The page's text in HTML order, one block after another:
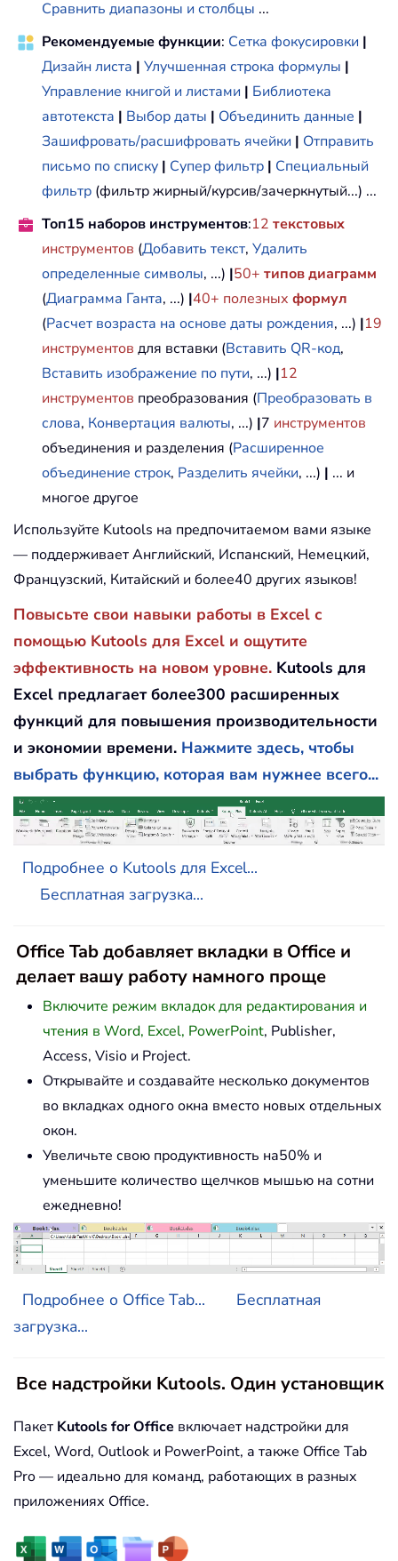
Сравнить диапазоны и столбцы ...
Рекомендуемые функции: Сетка фокусировки |
Дизайн листа | Улучшенная строка формулы |
Управление книгой и листами | Библиотека
автотекста | Выбор даты | Объединить данные |
Зашифровать/расшифровать ячейки | Отправить
письмо по списку | Супер фильтр | Специальный
фильтр (фильтр жирный/курсив/зачеркнутый...) ...
Топ15 наборов инструментов:12 текстовых
инструментов (Добавить текст, Удалить
определенные символы, ...) |50+ типов диаграмм
(Диаграмма Ганта, ...) |40+ полезных формул
(Расчет возраста на основе даты рождения, ...) |19
инструментов для вставки (Вставить QR-код,
Вставить изображение по пути, ...) |12
инструментов преобразования (Преобразовать в
слова, Конвертация валюты, ...) |7 инструментов
объединения и разделения (Расширенное
объединение строк, Разделить ячейки, ...) | ... и
многое другое
Используйте Kutools на предпочитаемом вами языке
— поддерживает Английский, Испанский, Немецкий,
Французский, Китайский и более40 других языков!
Повысьте свои навыки работы в Excel с
помощью Kutools для Excel и ощутите
эффективность на новом уровне. Kutools для
Excel предлагает более300 расширенных
функций для повышения производительности
и экономии времени. Нажмите здесь, чтобы
выбрать функцию, которая вам нужнее всего...
Подробнее о Kutools для Excel...
Бесплатная загрузка...
Office Tab добавляет вкладки в Office и
делает вашу работу намного проще
Включите режим вкладок для редактирования и
чтения в Word, Excel, PowerPoint, Publisher,
Access, Visio и Project.
Открывайте и создавайте несколько документов
во вкладках одного окна вместо новых отдельных
окон.
Увеличьте свою продуктивность на50% и
уменьшите количество щелчков мышью на сотни
ежедневно!
Подробнее о Office Tab...
Бесплатная
загрузка...
Все надстройки Kutools. Один установщик
Пакет Kutools for Office включает надстройки для
Excel, Word, Outlook и PowerPoint, а также Office Tab
Pro — идеально для команд, работающих в разных
приложениях Office.